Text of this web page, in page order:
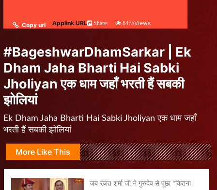
Copy url Applink URL Share 8475Views
#BageshwarDhamSarkar | Ek
Dham Jaha Bharti Hai Sabki
Jholiyan एक धाम जहाँ भरती हैं सबकी
झोलियां
Ek Dham Jaha Bharti Hai Sabki Jholiyan एक धाम जहाँ
भरती हैं सबकी झोलियां
More Like This
जब रजत शर्मा जी ने गुरुदेव से पूछा "कितना